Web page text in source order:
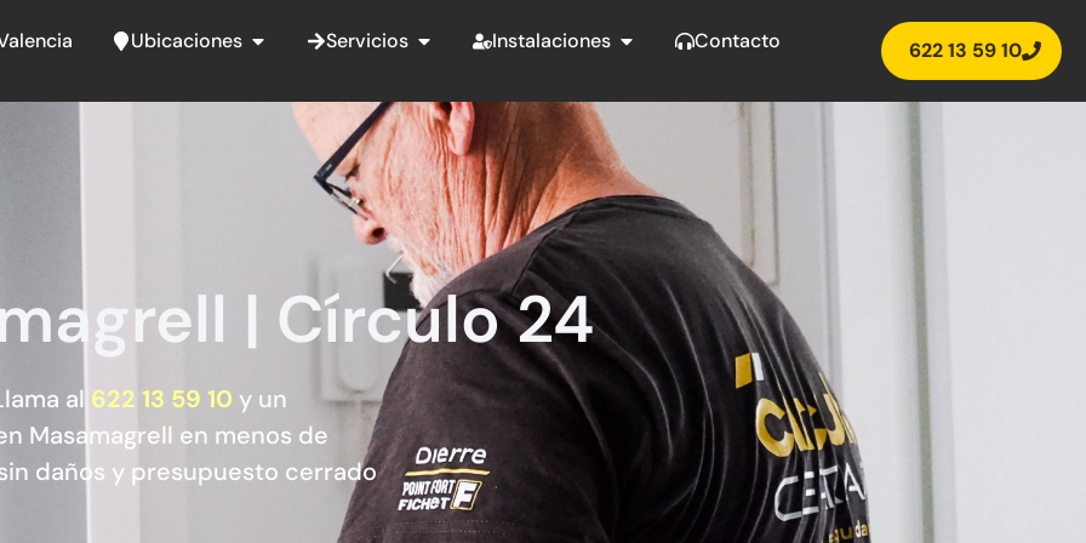
Ubicaciones Abrir Ubicaciones
Servicios Abrir ServiciosInstalaciones Abrir Instalaciones
Contacto 622 13 59 10
| Círculo 24
al 622 13 59 10 y un
Masamagrell en menos de
daños y presupuesto cerrado